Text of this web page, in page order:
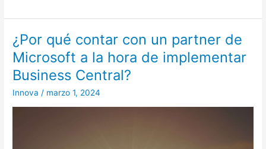
¿Por qué contar con un partner de
Microsoft a la hora de implementar
Business Central?
Innova / marzo 1, 2024
¿Por
qué
contar
con
un